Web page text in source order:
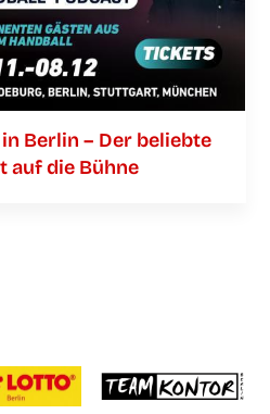
Ber­lin – Der belieb­te
auf die Bühne